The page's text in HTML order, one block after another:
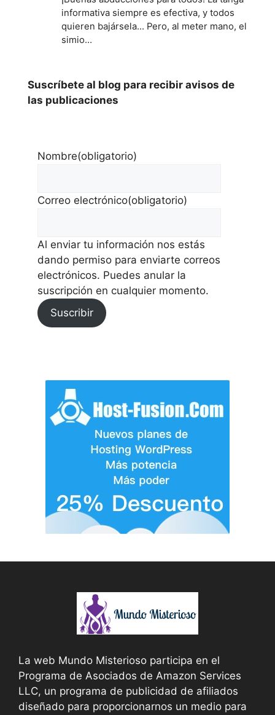
informativa siempre es efectiva, y todos
quieren bajársela... Pero, al meter mano, el
simio…
Suscríbete al blog para recibir avisos de
las publicaciones
Nombre(obligatorio)
Correo electrónico(obligatorio)
Al enviar tu información nos estás
dando permiso para enviarte correos
electrónicos. Puedes anular la
suscripción en cualquier momento.
Suscribir
La web Mundo Misterioso participa en el
Programa de Asociados de Amazon Services
LLC, un programa de publicidad de afiliados
diseñado para proporcionarnos un medio para